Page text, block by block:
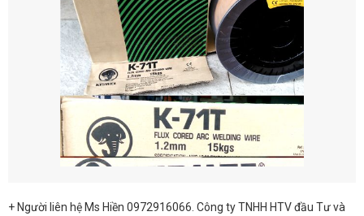
+ Người liên hệ Ms Hiền 0972916066. Công ty TNHH HTV đầu Tư và